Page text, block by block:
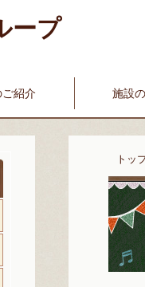
ープ
紹介 施設
ック
トッ